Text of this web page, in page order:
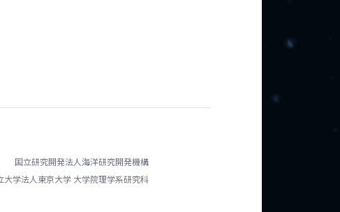
国立研究開発法人海洋研究開発機構
大学法人東京大学 大学院理学系研究科